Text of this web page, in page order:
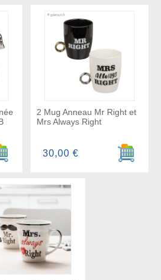
Ajouter au panier
2 Mug Anneau Mr Right et
Mrs Always Right
Ajouter
30,00 €